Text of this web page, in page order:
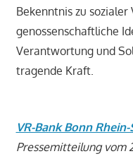
Bekenntnis zu
genossenschaftliche
Verantwortung und
tragende Kraft.
VR-Bank Bonn Rhein-
Pressemitteilung vom